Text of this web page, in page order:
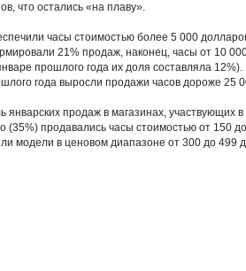
что остались «на плаву».
часы стоимостью более 5 000
21% продаж, наконец, часы от 10
прошлого года их доля составляла
года выросли продажи часов дороже 25
январских продаж в магазинах, участвующих
(35%) продавались часы стоимостью от 150
модели в ценовом диапазоне от 300 до 499